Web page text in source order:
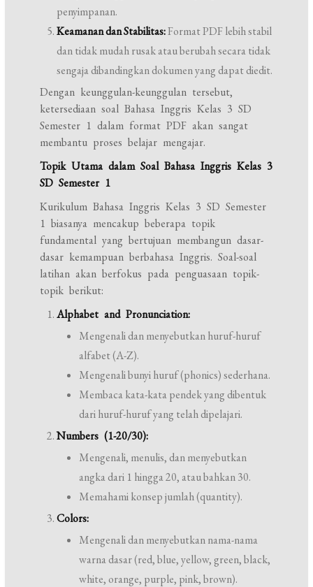
penyimpanan.
Keamanan dan Stabilitas:Format PDF lebih stabil
dan tidak mudah rusak atau berubah secara tidak
sengaja dibandingkan dokumen yang dapat diedit.
Dengan keunggulan-keunggulan tersebut,
ketersediaan soal Bahasa Inggris Kelas 3 SD
Semester 1 dalam format PDF akan sangat
membantu proses belajar mengajar.
Topik Utama dalam Soal Bahasa Inggris Kelas 3
SD Semester 1
Kurikulum Bahasa Inggris Kelas 3 SD Semester
1 biasanya mencakup beberapa topik
fundamental yang bertujuan membangun dasar-
dasar kemampuan berbahasa Inggris. Soal-soal
latihan akan berfokus pada penguasaan topik-
topik berikut:
Alphabet and Pronunciation:
Mengenali dan menyebutkan huruf-huruf
alfabet (A-Z).
Mengenali bunyi huruf (phonics) sederhana.
Membaca kata-kata pendek yang dibentuk
dari huruf-huruf yang telah dipelajari.
Numbers (1-20/30):
Mengenali, menulis, dan menyebutkan
angka dari 1 hingga 20, atau bahkan 30.
Memahami konsep jumlah (quantity).
Colors:
Mengenali dan menyebutkan nama-nama
warna dasar (red, blue, yellow, green, black,
white, orange, purple, pink, brown).